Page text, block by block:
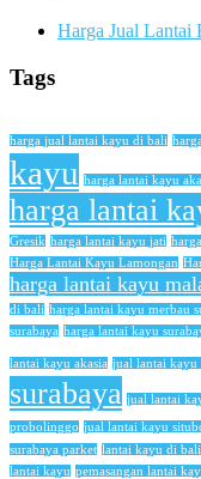
Harga Jual Lantai
Tags
harga jual lantai kayu di bali
kayu harga lantai kayu
harga lantai
Gresik harga lantai kayu jati
Harga Lantai Kayu Lamongan
harga lantai kayu
di bali harga lantai kayu merbau
surabaya harga lantai kayu
lantai kayu akasia jual lantai kayu
surabaya jual lantai
probolinggo jual lantai kayu
surabaya parket lantai kayu di bali
lantai kayu pemasangan lantai